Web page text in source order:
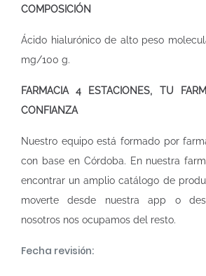
COMPOSICIÓN
Ácido hialurónico de alto peso
mg/100 g.
FARMACIA 4 ESTACIONES, TU
CONFIANZA
Nuestro equipo está formado por
con base en Córdoba. En nuestra
encontrar un amplio catálogo de
moverte desde nuestra app o
nosotros nos ocupamos del resto.
Fecha revisión: